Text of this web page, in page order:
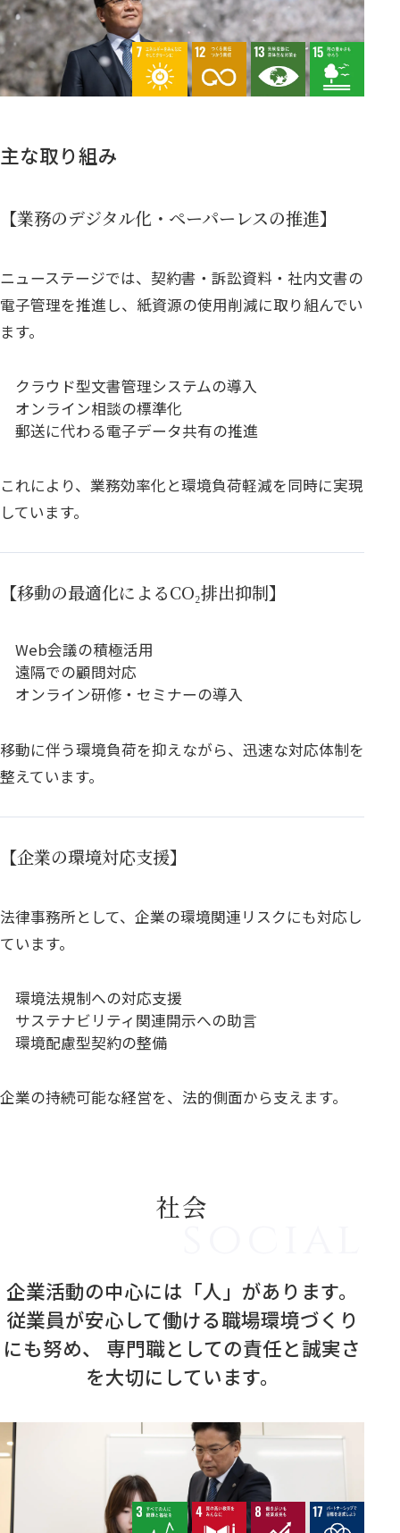
主な取り組み
【業務のデジタル化・ペーパーレスの推進】
ニューステージでは、契約書・訴訟資料・社内文書の
電子管理を推進し、紙資源の使用削減に取り組んでい
ます。
クラウド型文書管理システムの導入
オンライン相談の標準化
郵送に代わる電子データ共有の推進
これにより、業務効率化と環境負荷軽減を同時に実現
しています。
【移動の最適化によるCO₂排出抑制】
Web会議の積極活用
遠隔での顧問対応
オンライン研修・セミナーの導入
移動に伴う環境負荷を抑えながら、迅速な対応体制を
整えています。
【企業の環境対応支援】
法律事務所として、企業の環境関連リスクにも対応し
ています。
環境法規制への対応支援
サステナビリティ関連開示への助言
環境配慮型契約の整備
企業の持続可能な経営を、法的側面から支えます。
社会
企業活動の中心には「人」があります。
従業員が安心して働ける職場環境づくり
にも努め、
専門職としての責任と誠実さ
を大切にしています。